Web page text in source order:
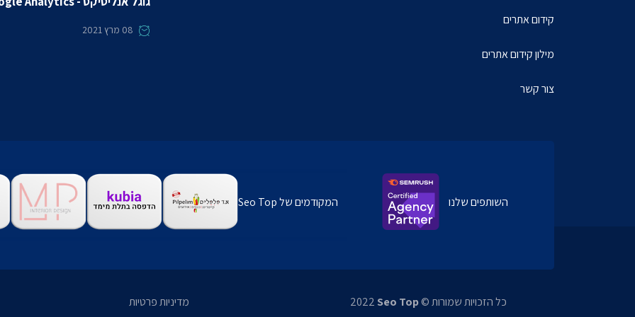
קידום אתרים
מילון קידום אתרים
צור קשר
08 מרץ 2021
השותפים שלנו המקודמים של Seo Top
כל הזכויות שמורות ©Seo Top מדיניות פרטיות